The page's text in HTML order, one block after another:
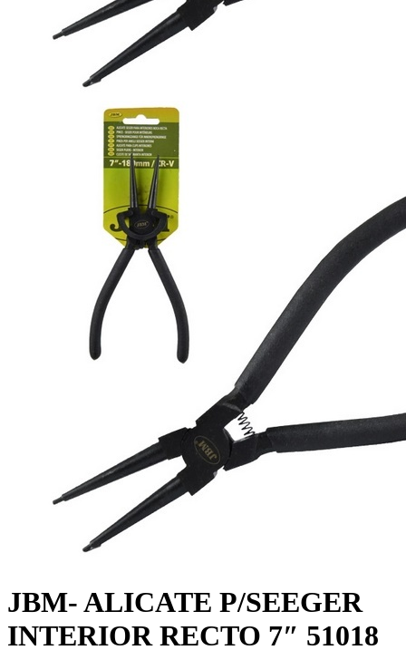
JBM- ALICATE P/SEEGER
INTERIOR RECTO 7″ 51018